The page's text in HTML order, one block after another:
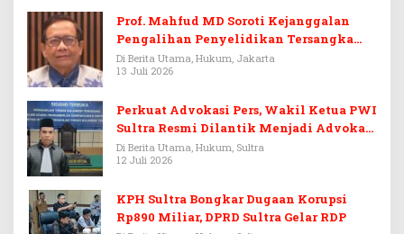
Prof. Mahfud MD Soroti Kejanggalan
Pengalihan Penyelidikan Tersangka
Febrie Adriansyah
Di Berita Utama, Hukum, Jakarta
13 Juli 2026
Perkuat Advokasi Pers, Wakil Ketua PWI
Sultra Resmi Dilantik Menjadi Advokat
PERADI
Di Berita Utama, Hukum, Sultra
12 Juli 2026
KPH Sultra Bongkar Dugaan Korupsi
Rp890 Miliar, DPRD Sultra Gelar RDP